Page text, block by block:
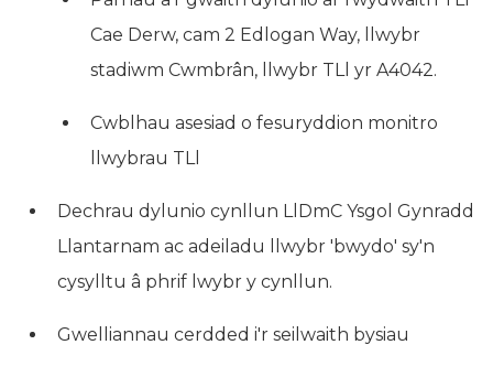
Cae Derw, cam 2 Edlogan Way, llwybr
stadiwm Cwmbrân, llwybr TLl yr A4042.
Cwblhau asesiad o fesuryddion monitro
llwybrau TLl
Dechrau dylunio cynllun LlDmC Ysgol Gynradd
Llantarnam ac adeiladu llwybr 'bwydo' sy'n
cysylltu â phrif lwybr y cynllun.
Gwelliannau cerdded i'r seilwaith bysiau